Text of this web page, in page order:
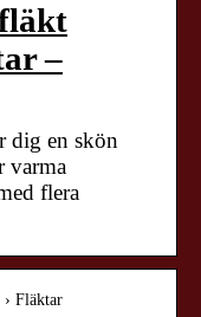
–
dig en skön
varma
flera
Fläktar